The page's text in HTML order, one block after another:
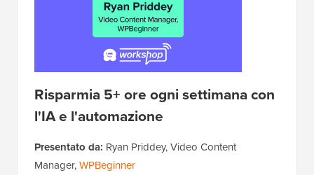
Risparmia 5+ ore ogni settimana con
l'IA e l'automazione
Presentato da: Ryan Priddey, Video Content
Manager,WPBeginner